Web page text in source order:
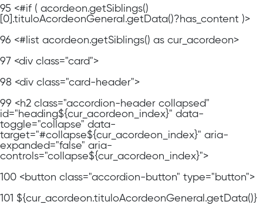
95 <#if ( acordeon.getSiblings()
[0].tituloAcordeonGeneral.getData()?has_content )>
96 <#list acordeon.getSiblings() as cur_acordeon>
97 <div class="card">
98 <div class="card-header">
99 <h2 class="accordion-header collapsed"
id="heading${cur_acordeon_index}" data-
toggle="collapse" data-
target="#collapse${cur_acordeon_index}" aria-
expanded="false" aria-
controls="collapse${cur_acordeon_index}">
100 <button class="accordion-button" type="button">
101 ${cur_acordeon.tituloAcordeonGeneral.getData()}